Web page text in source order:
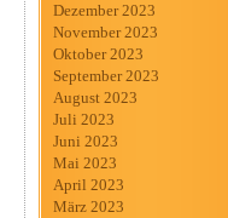
Dezember 2023
November 2023
Oktober 2023
September 2023
August 2023
Juli 2023
Juni 2023
Mai 2023
April 2023
März 2023